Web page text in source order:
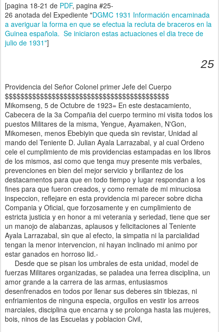
[pagina 18-21 de PDF, pagina #25-
26 anotada del Expediente "DGMC 1931 Información encaminada
a averiguar la forma en que se efectua la recluta de braceros en la
Guinea española. Se iniciaron estas actuaciones el dia trece de
julio de 1931"]
25
Providencia del Señor Colonel primer Jefe del Cuerpo
$$$$$$$$$$$$$$$$$$$$$$$$$$$$$$$$$$$$$$$$$$
Mikomseng, 5 de Octubre de 1923= En este destacamiento,
Cabecera de la 3a Compañia del cuerpo termino mi visita todos los
puestos Militares de la misma, Yengue, Ayamaken, N'Gon,
Mikomesen, menos Ebebiyin que queda sin revistar, Unidad al
mando del Teniente D. Julian Ayala Larrazabal, y al cual Ordeno
cele el cumplimiento de mis providencias estampadas en los libros
de los mismos, asi como que tenga muy presente mis verbales,
prevenciones en bien del mejor servicio y brillantez de los
destacamentos para que en todo tiempo y lugar respondan a los
fines para que fueron creados, y como remate de mi minuciosa
inspeccion, reflejare en esta providencia mi parecer sobre dicha
Compania y Oficial, que forzosamente y en cumplimiento de
estricta justicia y en honor a mi veterania y seriedad, tiene que ser
un manojo de alabanzas, aplausos y felicitaciones al Teniente
Ayala Larrazabal, sin que al efecto, la simpatia ni la parcialidad
tengan la menor intervencion, ni hayan inclinado mi animo por
estar ganados en horroso lid.-
Desde que se pisan los umbrales de esta unidad, model de
fuerzas Militares organizadas, se paladea una ferrea disciplina, un
amor grande a la carrera de las armas, entusiasmos
desenfrenados en todos por llenar sus deberes sin tibiezas, ni
enfriamientos de ninguna especia, orgullos en vestir los arreos
marciales, disciplina que encarna y se prolonga hasta las mujeres,
bois, ninos de las Escuelas y poblacion Civil,